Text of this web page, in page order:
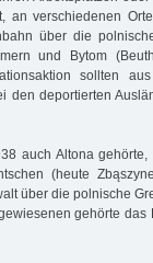
an verschiedenen
über die
und Bytom
sollten
den deportierten
auch Altona gehörte,
(heute
über die polnische
gehörte das